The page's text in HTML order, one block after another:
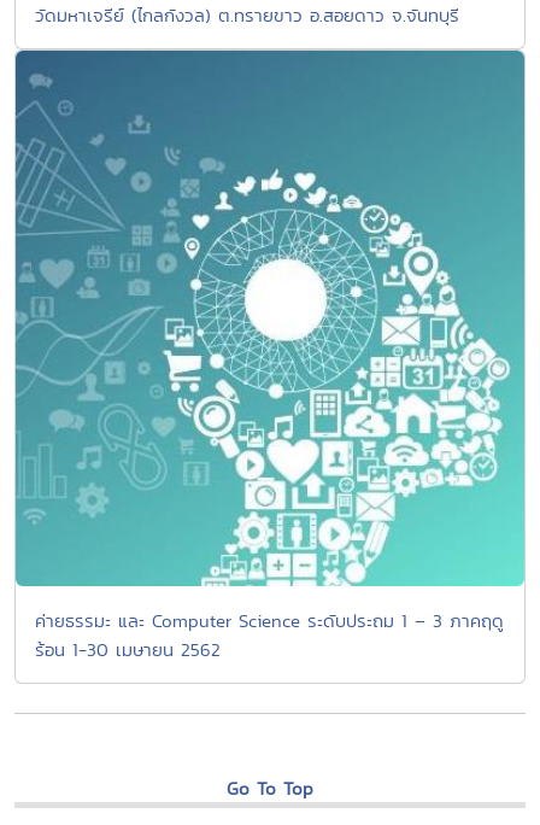
วัดมหาเจรีย์ (ไกลกังวล) ต.ทรายขาว อ.สอยดาว จ.จันทบุรี
ค่ายธรรมะ และ Computer Science ระดับประถม 1 – 3 ภาคฤดู
ร้อน 1-30 เมษายน 2562
Go To Top